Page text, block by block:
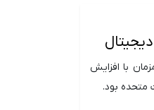
با افزایش
متحده بود.